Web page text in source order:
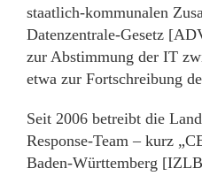
staatlich-kommunalen
Datenzentrale-Gesetz
zur Abstimmung der IT
etwa zur Fortschreibung
Seit 2006 betreibt die
Response-Team – kurz
Baden-Württemberg